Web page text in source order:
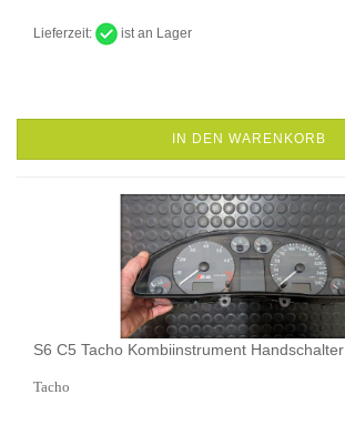
Lieferzeit: ist an Lager
IN DEN WARENKORB
S6 C5 Tacho Kombiinstrument Handschalter
Tacho